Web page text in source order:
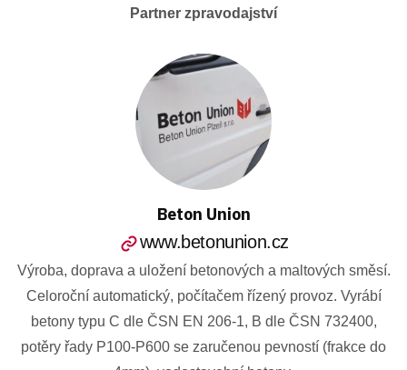
Partner zpravodajství
Beton Union
www.betonunion.cz
Výroba, doprava a uložení betonových a maltových směsí.
Celoroční automatický, počítačem řízený provoz. Vyrábí
betony typu C dle ČSN EN 206-1, B dle ČSN 732400,
potěry řady P100-P600 se zaručenou pevností (frakce do